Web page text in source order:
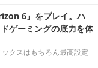
6』をプレイ。ハ
ゲーミングの底力を体
クスはもちろん最高設定